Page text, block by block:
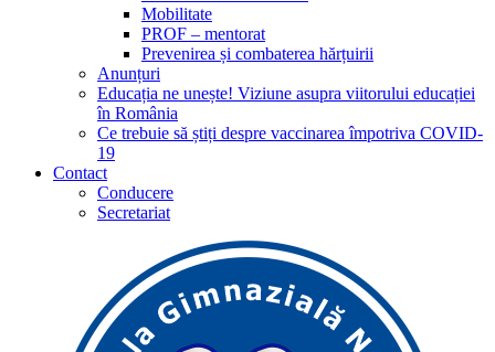
Mobilitate
PROF – mentorat
Prevenirea și combaterea hărțuirii
Anunțuri
Educația ne unește! Viziune asupra viitorului educației
în România
Ce trebuie să știți despre vaccinarea împotriva COVID-
19
Contact
Conducere
Secretariat